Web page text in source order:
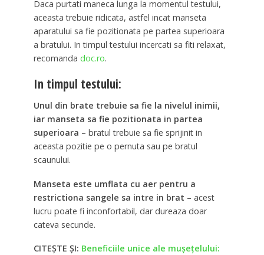
Daca purtati maneca lunga la momentul testului,
aceasta trebuie ridicata, astfel incat manseta
aparatului sa fie pozitionata pe partea superioara
a bratului. In timpul testului incercati sa fiti relaxat,
recomanda doc.ro.
In timpul testului:
Unul din brate trebuie sa fie la nivelul inimii,
iar manseta sa fie pozitionata in partea
superioara – bratul trebuie sa fie sprijinit in
aceasta pozitie pe o pernuta sau pe bratul
scaunului.
Manseta este umflata cu aer pentru a
restrictiona sangele sa intre in brat – acest
lucru poate fi inconfortabil, dar dureaza doar
cateva secunde.
CITEȘTE ȘI: Beneficiile unice ale muşeţelului: